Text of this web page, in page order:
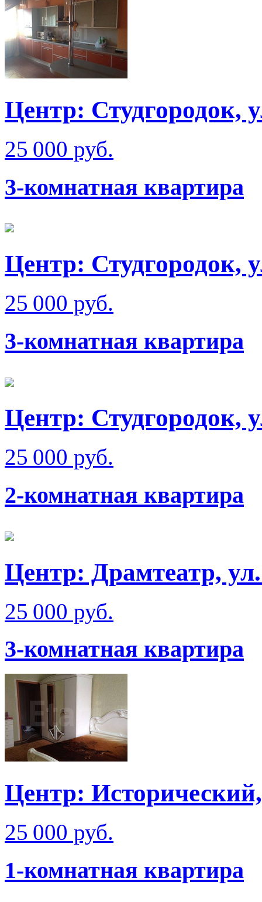
Центр: Студгородок,
25 000 руб.
3-комнатная квартира
Центр: Студгородок,
25 000 руб.
3-комнатная квартира
Центр: Студгородок,
25 000 руб.
2-комнатная квартира
Центр: Драмтеатр,
25 000 руб.
3-комнатная квартира
Центр:
25 000 руб.
1-комнатная квартира